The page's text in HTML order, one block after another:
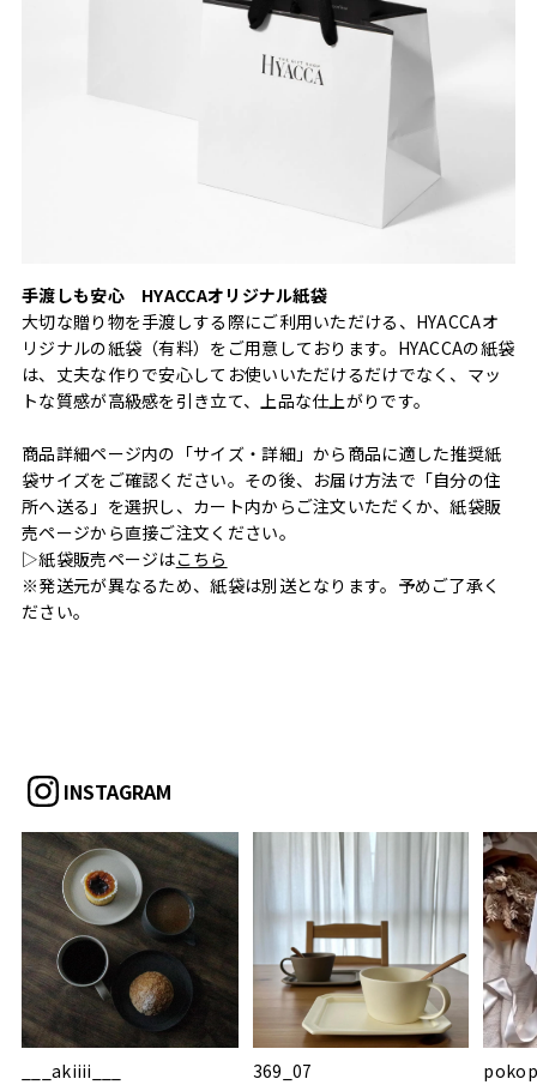
手渡しも安心 HYACCAオリジナル紙袋
大切な贈り物を手渡しする際にご利用いただける、HYACCAオ
リジナルの紙袋（有料）をご用意しております。HYACCAの紙袋
は、丈夫な作りで安心してお使いいただけるだけでなく、マッ
トな質感が高級感を引き立て、上品な仕上がりです。
商品詳細ページ内の「サイズ・詳細」から商品に適した推奨紙
袋サイズをご確認ください。その後、お届け方法で「自分の住
所へ送る」を選択し、カート内からご注文いただくか、紙袋販
売ページから直接ご注文ください。
▷紙袋販売ページはこちら
※発送元が異なるため、紙袋は別送となります。予めご了承く
ださい。
INSTAGRAM
___akiiii___
369_07